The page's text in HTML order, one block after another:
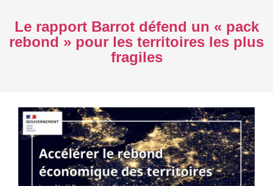
Le rapport Barrot défend un « pack
rebond » pour les territoires les plus
fragiles